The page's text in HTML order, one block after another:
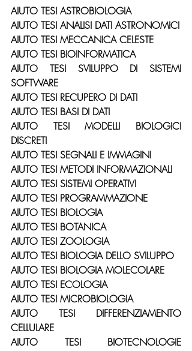
AIUTO TESI ASTROBIOLOGIA
AIUTO TESI ANALISI DATI ASTRONOMICI
AIUTO TESI MECCANICA CELESTE
AIUTO TESI BIOINFORMATICA
AIUTO TESI SVILUPPO DI SISTEMI
SOFTWARE
AIUTO TESI RECUPERO DI DATI
AIUTO TESI BASI DI DATI
AIUTO TESI MODELLI BIOLOGICI
DISCRETI
AIUTO TESI SEGNALI E IMMAGINI
AIUTO TESI METODI INFORMAZIONALI
AIUTO TESI SISTEMI OPERATIVI
AIUTO TESI PROGRAMMAZIONE
AIUTO TESI BIOLOGIA
AIUTO TESI BOTANICA
AIUTO TESI ZOOLOGIA
AIUTO TESI BIOLOGIA DELLO SVILUPPO
AIUTO TESI BIOLOGIA MOLECOLARE
AIUTO TESI ECOLOGIA
AIUTO TESI MICROBIOLOGIA
AIUTO TESI DIFFERENZIAMENTO
CELLULARE
AIUTO TESI BIOTECNOLOGIE